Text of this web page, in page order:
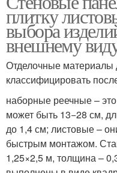
плитку
выбора
внешнему
Отделочные
классифицировать
наборные реечные –
может быть 13−28 см,
до 1,4 см; листовые –
быстрым монтажом.
1,25×2,5 м, толщина –